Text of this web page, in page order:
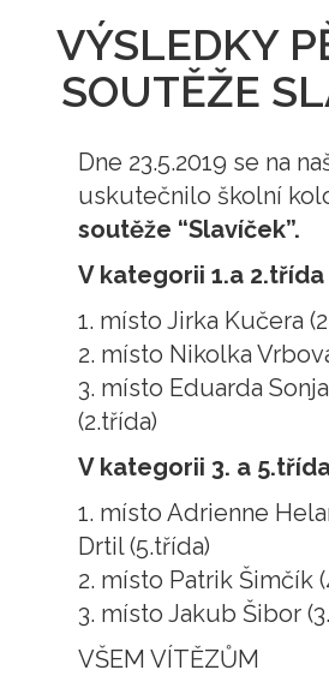
VÝSLEDKY
SOUTĚŽE
Dne 23.5.2019 se na
uskutečnilo školní
soutěže “Slavíček”.
V kategorii 1.a
1. místo Jirka Kučera
2. místo Nikolka
3. místo Eduarda
(2.třída)
V kategorii 3. a
1. místo Adrienne
Drtil (5.třída)
2. místo Patrik Šimčík
3. místo Jakub Šibor
VŠEM VÍTĚZŮM